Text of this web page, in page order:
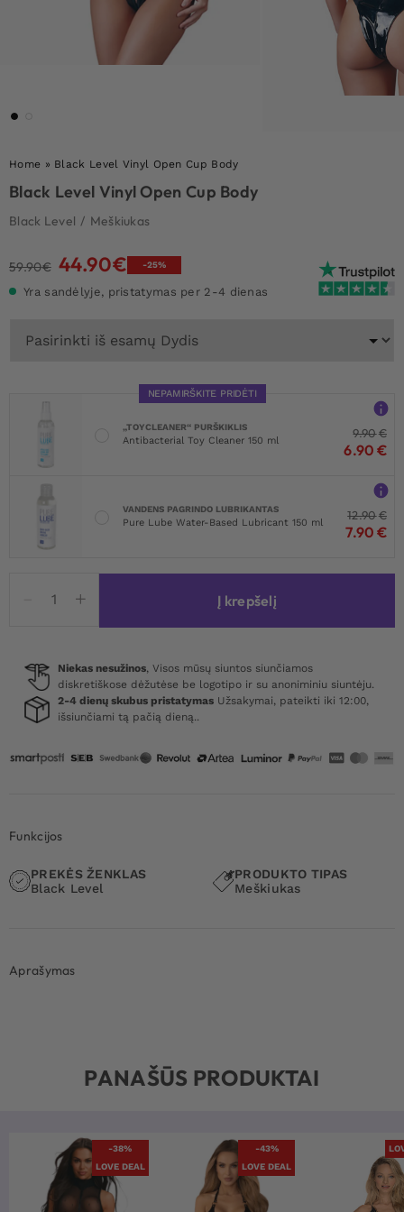
Home » Black Level Vinyl Open Cup Body
Black Level Vinyl Open Cup Body
Black Level / Meškiukas
59.90€ Original
was:
44.90€Current
-25%
Yra sandėlyje, pristatymas per 2-4 dienas
NEPAMIRŠKITE PRIDĖTI
„TOYCLEANER“ PURŠKIKLIS
Antibacterial Toy Cleaner 150 ml
9.90€
6.90 €
VANDENS PAGRINDO LUBRIKANTAS
Pure Lube Water-Based Lubricant 150 ml
12.90€
7.90 €
kiekis:
Vinyl
Open
Cup
Į krepšelį
Niekas nesužinos, Visos mūsų siuntos siunčiamos
diskretiškose dėžutėse be logotipo ir su anoniminiu siuntėju.
2-4 dienų skubus pristatymas Užsakymai, pateikti iki 12:00,
išsiunčiami tą pačią dieną..
Funkcijos
PREKĖS ŽENKLAS
Black Level
PRODUKTO TIPAS
Meškiukas
Aprašymas
PANAŠŪS PRODUKTAI
-38%
LOVE DEAL
-43%
LOVE DEAL